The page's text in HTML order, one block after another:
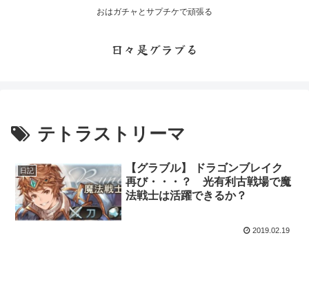
おはガチャとサプチケで頑張る
日々是グラブる
テトラストリーマ
日記
【グラブル】 ドラゴンブレイク
再び・・・？ 光有利古戦場で魔
法戦士は活躍できるか？
2019.02.19